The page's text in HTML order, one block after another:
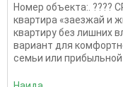
Номер объекта:.
квартира «заезжай и
квартиру без лишних
вариант для
семьи или прибыльной